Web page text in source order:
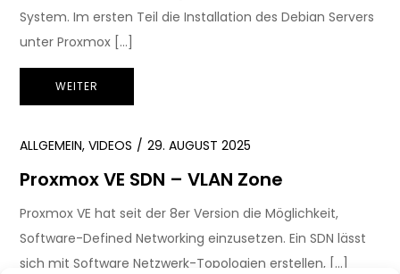
System. Im ersten Teil die Installation des Debian Servers
unter Proxmox […]
WEITER
ALLGEMEIN,VIDEOS 29. AUGUST 2025
Proxmox VE SDN – VLAN Zone
Proxmox VE hat seit der 8er Version die Möglichkeit,
Software-Defined Networking einzusetzen. Ein SDN lässt
sich mit Software Netzwerk-Topologien erstellen, […]